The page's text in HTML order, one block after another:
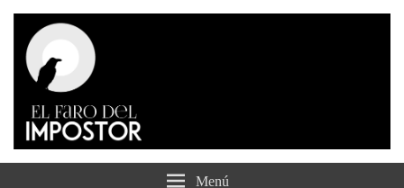
El Faro del Impostor
Menú